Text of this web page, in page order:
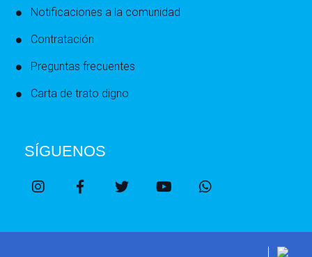
Notificaciones a la comunidad
Contratación
Preguntas frecuentes
Carta de trato digno
SÍGUENOS